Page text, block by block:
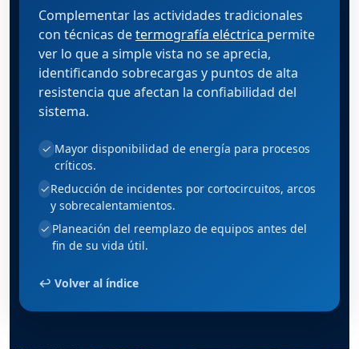
Complementar las actividades tradicionales
con técnicas determografía eléctrica permite
ver lo que a simple vista no se aprecia,
identificando sobrecargas y puntos de alta
resistencia que afectan la confiabilidad del
sistema.
✓ Mayor disponibilidad de energía para procesos
críticos.
✓Reducción de incidentes por cortocircuitos, arcos
y sobrecalentamientos.
✓Planeación del reemplazo de equipos antes del
fin de su vida útil.
↩ Volver al índice